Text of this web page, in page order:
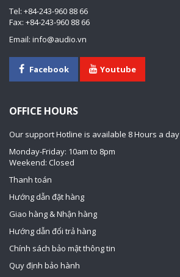
Tel: +84-243-960 88 66
Fax: +84-243-960 88 66
Email: info@audio.vn
Facebook Youtube
OFFICE HOURS
Our support Hotline is available 8 Hours a day
Monday-Friday: 10am to 8pm
Weekend: Closed
Thanh toán
Hướng dẫn đặt hàng
Giao hàng & Nhận hàng
Hướng dẫn đổi trả hàng
Chính sách bảo mật thông tin
Quy định bảo hành